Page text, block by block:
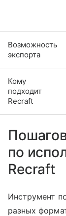
Возможность
экспорта
Кому
подходит
Recraft
по
Recraft
Инструмент
разных